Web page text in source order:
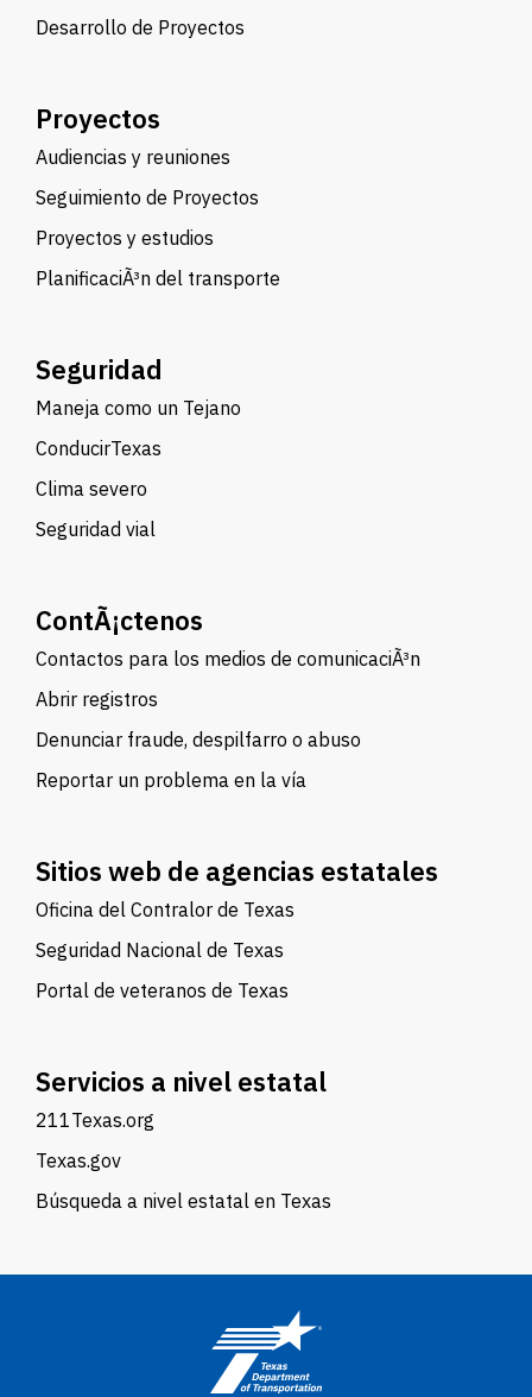
Desarrollo de Proyectos
Proyectos
Audiencias y reuniones
Seguimiento de Proyectos
Proyectos y estudios
PlanificaciÃ³n del transporte
Seguridad
Maneja como un Tejano
ConducirTexas
Clima severo
Seguridad vial
ContÃ¡ctenos
Contactos para los medios de comunicaciÃ³n
Abrir registros
Denunciar fraude, despilfarro o abuso
Reportar un problema en la vía
Sitios web de agencias estatales
Oficina del Contralor de Texas
Seguridad Nacional de Texas
Portal de veteranos de Texas
Servicios a nivel estatal
211Texas.org
Texas.gov
Búsqueda a nivel estatal en Texas